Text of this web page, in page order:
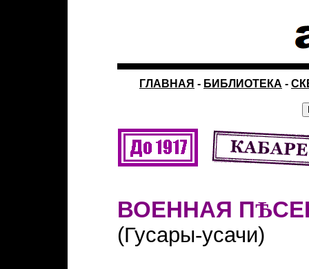
ГЛАВНАЯ - БИБЛИОТЕКА -
ВОЕННАЯ ПѢ
(Гусары-усачи)